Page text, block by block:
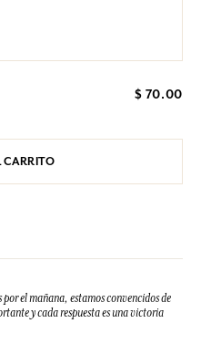
$ 70.00
CARRITO
el mañana, estamos convencidos de
y cada respuesta es una victoria